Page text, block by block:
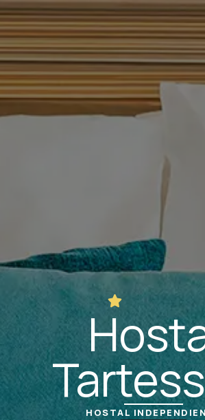
HOSTAL